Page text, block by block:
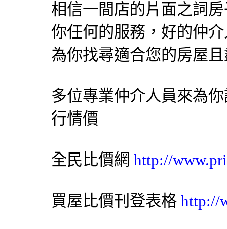
相信一間店的片面之詞
你任何的服務，好的仲
為你找尋適合您的房屋
多位專業仲介人員來為
行情價
全民比價網 http://
買屋比價刊登表格 http://